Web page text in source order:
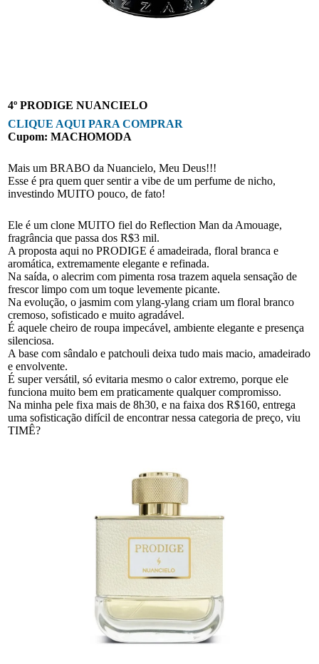
4º PRODIGE NUANCIELO
CLIQUE AQUI PARA COMPRAR
Cupom: MACHOMODA
Mais um BRABO da Nuancielo, Meu Deus!!!
Esse é pra quem quer sentir a vibe de um perfume de nicho,
investindo MUITO pouco, de fato!
Ele é um clone MUITO fiel do Reflection Man da Amouage,
fragrância que passa dos R$3 mil.
A proposta aqui no PRODIGE é amadeirada, floral branca e
aromática, extremamente elegante e refinada.
Na saída, o alecrim com pimenta rosa trazem aquela sensação de
frescor limpo com um toque levemente picante.
Na evolução, o jasmim com ylang-ylang criam um floral branco
cremoso, sofisticado e muito agradável.
É aquele cheiro de roupa impecável, ambiente elegante e presença
silenciosa.
A base com sândalo e patchouli deixa tudo mais macio, amadeirado
e envolvente.
É super versátil, só evitaria mesmo o calor extremo, porque ele
funciona muito bem em praticamente qualquer compromisso.
Na minha pele fixa mais de 8h30, e na faixa dos R$160, entrega
uma sofisticação difícil de encontrar nessa categoria de preço, viu
TIMÊ?